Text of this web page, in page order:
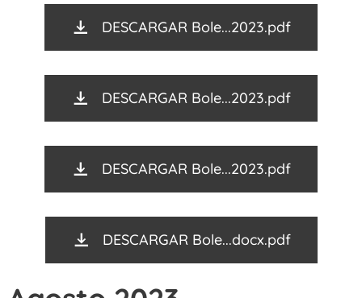
DESCARGAR Bole...2023.pdf
DESCARGAR Bole...2023.pdf
DESCARGAR Bole...2023.pdf
DESCARGAR Bole...docx.pdf